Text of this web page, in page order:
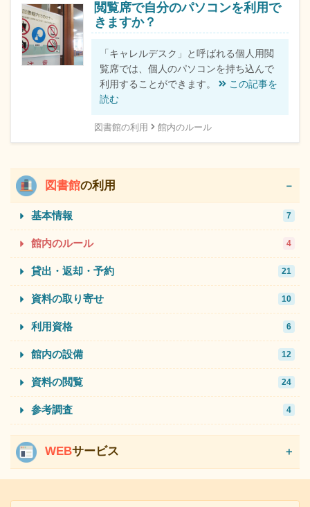
閲覧席で自分のパソコンを利用で
きますか？
「キャレルデスク」と呼ばれる個人用閲
覧席では、個人のパソコンを持ち込んで
利用することができます。
この記事を
読む
図書館の利用 館内のルール
図書館の利用
基本情報 7
館内のルール 4
貸出・返却・予約 21
資料の取り寄せ 10
利用資格 6
館内の設備 12
資料の閲覧 24
参考調査 4
WEBサービス